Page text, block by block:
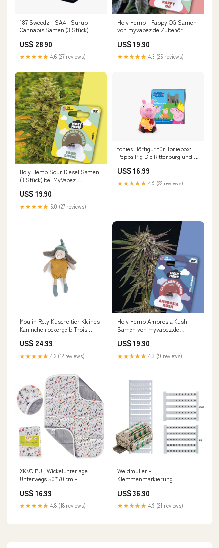
187 Sweedz - SA4 - Surup
Cannabis Samen (3 Stück)
US$ 28.90
★★★★★ 4.6 (27 reviews)
Holy Hemp - Pappy OG Samen
von myvapez.de Zubehör
US$ 19.90
★★★★★ 4.3 (25 reviews)
Holy Hemp Sour Diesel Samen
(3 Stück) bei MyVapez
US$ 19.90
★★★★★ 5.0 (27 reviews)
tonies Hörfigur für Toniebox:
Peppa Pig Die Ritterburg und 7
US$ 16.99
★★★★★ 4.9 (22 reviews)
Moulin Roty Kuscheltier Kleines
Kaninchen ockergelb Trois
US$ 24.99
★★★★★ 4.2 (12 reviews)
Holy Hemp Ambrosia Kush
Samen von myvapez.de
US$ 19.90
★★★★★ 4.3 (9 reviews)
XKKO PUL Wickelunterlage
Unterwegs 50*70 cm -
Regenschutzprodukt
US$ 16.99
★★★★★ 4.8 (18 reviews)
Weidmüller -
Klemmenmarkierung
21 dekafix ws − 500 Stück
Bosch Climate 7000i App-
Steuerung
US$ 36.90
★★★★★ 4.9 (21 reviews)